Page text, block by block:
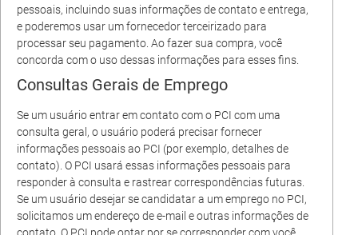
pessoais, incluindo suas informações de contato e entrega,
e poderemos usar um fornecedor terceirizado para
processar seu pagamento. Ao fazer sua compra, você
concorda com o uso dessas informações para esses fins.
Consultas Gerais de Emprego
Se um usuário entrar em contato com o PCI com uma
consulta geral, o usuário poderá precisar fornecer
informações pessoais ao PCI (por exemplo, detalhes de
contato). O PCI usará essas informações pessoais para
responder à consulta e rastrear correspondências futuras.
Se um usuário desejar se candidatar a um emprego no PCI,
solicitamos um endereço de e-mail e outras informações de